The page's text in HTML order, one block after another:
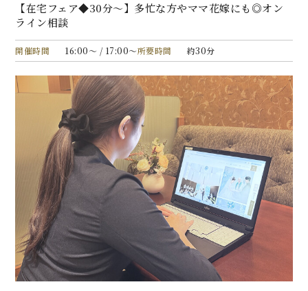
【在宅フェア◆30分〜】多忙な方やママ花嫁にも◎オン
ライン相談
開催時間 16:00〜 / 17:00〜所要時間 約30分